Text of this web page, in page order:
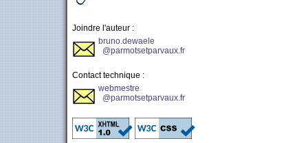
Joindre l'auteur :
bruno.dewaele
@parmotsetparvaux.fr
Contact technique :
webmestre
@parmotsetparvaux.fr